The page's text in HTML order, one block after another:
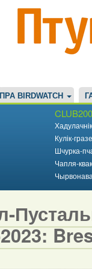
ПРА BIRDWATCH
CLUB200
Кулік-
Шчурка-
Чапля-